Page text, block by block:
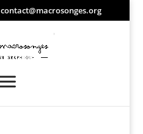
contact@macrosonges.org